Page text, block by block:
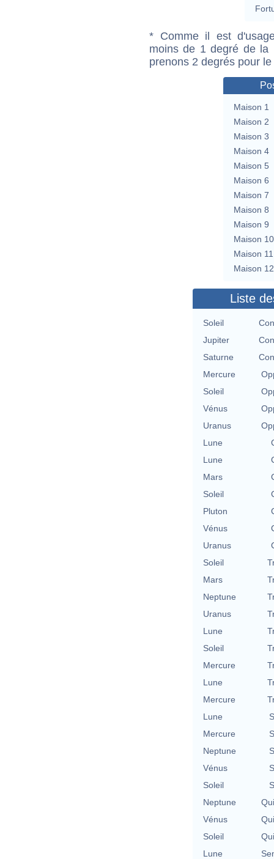
* Comme il est
moins de 1 degré de la
prenons 2 degrés pour
Maison 1
Maison 2
Maison 3
Maison 4
Maison 5
Maison 6
Maison 7
Maison 8
Maison 9
Maison 10
Maison 11
Maison 12
Liste
Soleil
Jupiter
Saturne
Mercure
Soleil
Vénus
Uranus
Lune
Lune
Mars
Soleil
Pluton
Vénus
Uranus
Soleil
Mars
Neptune
Uranus
Lune
Soleil
Mercure
Lune
Mercure
Lune
Mercure
Neptune
Vénus
Soleil
Neptune
Vénus
Soleil
Lune